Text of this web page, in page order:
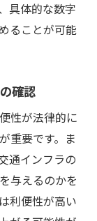
具体的な数字
ることが可能
確認
性が法律的に
重要です。ま
通インフラの
与えるのかを
利便性が高い